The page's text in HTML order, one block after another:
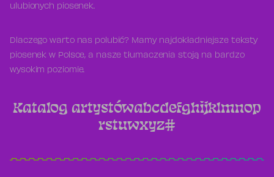
ulubionych piosenek.
Dlaczego warto nas polubić? Mamy najdokładniejsze teksty
piosenek w Polsce, a nasze tłumaczenia stoją na bardzo
wysokim poziomie.
Katalog artystówabcdefghijklmnop
rstuwxyz#